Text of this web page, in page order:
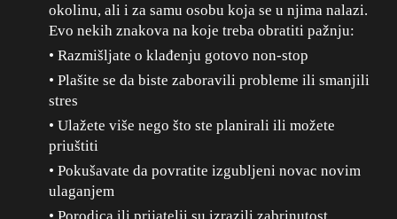
okolinu, ali i za samu osobu koja se u njima nalazi.
Evo nekih znakova na koje treba obratiti pažnju:
• Razmišljate o klađenju gotovo non-stop
• Plašite se da biste zaboravili probleme ili smanjili
stres
• Ulažete više nego što ste planirali ili možete
priuštiti
• Pokušavate da povratite izgubljeni novac novim
ulaganjem